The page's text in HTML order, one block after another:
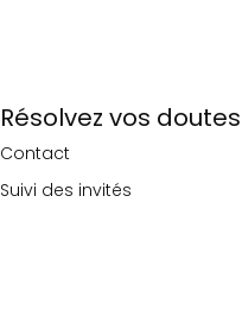
Résolvez vos doutes
Contact
Suivi des invités